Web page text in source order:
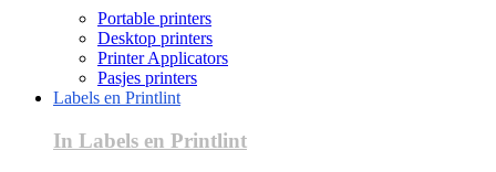
Portable printers
Desktop printers
Printer Applicators
Pasjes printers
Labels en Printlint
In Labels en Printlint